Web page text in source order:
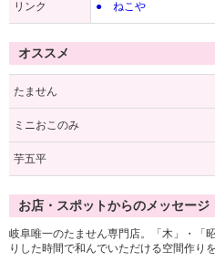
リンク ● ねこや
オススメ
たません
ミニおこのみ
芋五平
お店・スポットからのメッセージ
岐阜唯一のたません専門店。「木」・「
りした時間で和んでいただける空間作り